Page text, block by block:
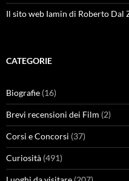
Il sito web Iamin di Roberto Dal
CATEGORIE
Biografie (16)
Brevi recensioni dei Film (2)
Corsi e Concorsi (37)
Curiosità (491)